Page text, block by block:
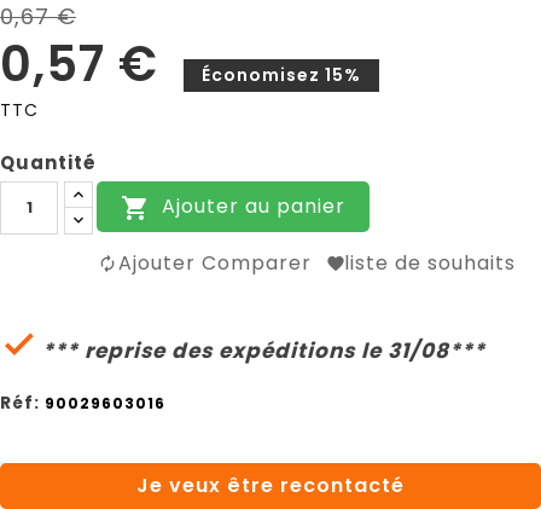
0,67 €
0,57 €
Économisez 15%
TTC
Quantité
 Ajouter au panier
Ajouter Comparer liste de souhaits
 *** reprise des expéditions le 31/08***
Réf: 90029603016
Je veux être recontacté